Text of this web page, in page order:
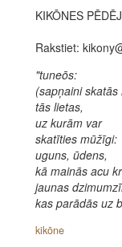
KIKŌNES
Rakstiet:
"tuneōs:
(sapņaini
tās lietas,
uz kurām var
skatīties mūžīgi:
uguns, ūdens,
kā mainās acu
jaunas
kas parādās uz
kikōne